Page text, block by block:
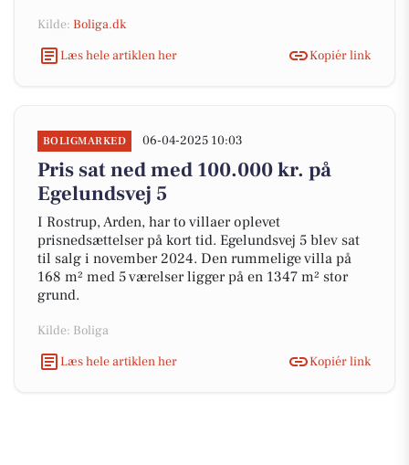
Kilde: Boliga.dk
Læs hele artiklen her
Kopiér link
BOLIGMARKED 06-04-2025 10:03
Pris sat ned med 100.000 kr. på
Egelundsvej 5
I Rostrup, Arden, har to villaer oplevet
prisnedsættelser på kort tid. Egelundsvej 5 blev sat
til salg i november 2024. Den rummelige villa på
168 m² med 5 værelser ligger på en 1347 m² stor
grund.
Kilde: Boliga
Læs hele artiklen her
Kopiér link